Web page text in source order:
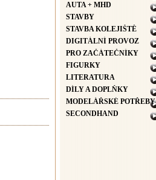
AUTA + MHD
STAVBY
STAVBA KOLEJIŠTĚ
DIGITÁLNÍ PROVOZ
PRO ZAČÁTEČNÍKY
FIGURKY
LITERATURA
DÍLY A DOPLŇKY
MODELÁŘSKÉ POTŘEBY
SECONDHAND